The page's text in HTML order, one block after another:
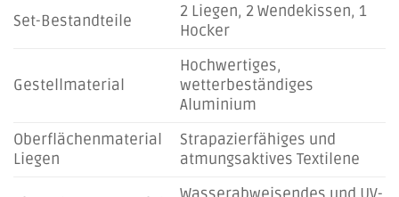
Set-Bestandteile
2 Liegen, 2 Wendekissen, 1
Hocker
Gestellmaterial
Hochwertiges,
wetterbeständiges
Aluminium
Oberflächenmaterial
Liegen
Strapazierfähiges und
atmungsaktives Textilene